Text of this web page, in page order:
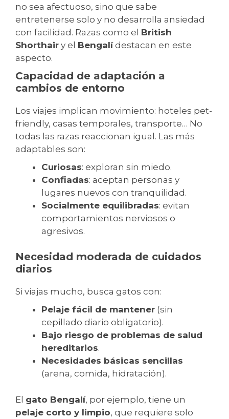
no sea afectuoso, sino que sabe
entretenerse solo y no desarrolla ansiedad
con facilidad. Razas como el British
Shorthair y el Bengalídestacan en este
aspecto.
Capacidad de adaptación a
cambios de entorno
Los viajes implican movimiento: hoteles pet-
friendly, casas temporales, transporte… No
todas las razas reaccionan igual. Las más
adaptables son:
Curiosas: exploran sin miedo.
Confiadas: aceptan personas y
lugares nuevos con tranquilidad.
Socialmente equilibradas: evitan
comportamientos nerviosos o
agresivos.
Necesidad moderada de cuidados
diarios
Si viajas mucho, busca gatos con:
Pelaje fácil de mantener (sin
cepillado diario obligatorio).
Bajo riesgo de problemas de salud
hereditarios.
Necesidades básicas sencillas
(arena, comida, hidratación).
El gato Bengalí, por ejemplo, tiene un
pelaje corto y limpio, que requiere solo